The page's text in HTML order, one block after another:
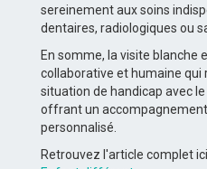
sereinement aux soins
dentaires, radiologiques ou
En somme, la visite blanche
collaborative et humaine qui
situation de handicap avec
offrant un
personnalisé.
Retrouvez l'article complet